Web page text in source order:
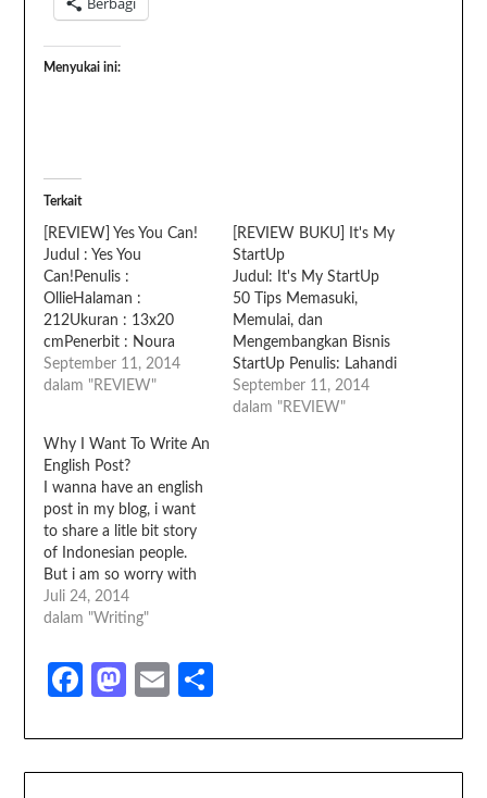
Menyukai ini:
Terkait
[REVIEW] Yes You Can!
Judul : Yes You
Can!Penulis :
OllieHalaman :
212Ukuran : 13x20
cmPenerbit : Noura
BooksReview: Apa yang
membuat saya tertarik
penulis buku ini. Nama
Ollie sudah tak asing di
telinga saya. Penulis lebih
dari 20 buku, pengusaha
bisnis onlie, dan masih
banyak aktivitas lainnya.
…
September 11, 2014
dalam "REVIEW"
[REVIEW BUKU] It's My
StartUp
Judul: It's My StartUp
50 Tips Memasuki,
Memulai, dan
Mengembangkan Bisnis
StartUp Penulis: Lahandi
Baskoro Penerbit:
Metagraf Imprint Tiga
September 11, 2014
dalam "REVIEW"
Why I Want To Write An
English Post?
I wanna have an english
post in my blog, i want
to share a litle bit story
of Indonesian people.
But i am so worry with
my grammar. I never
practise my english for a
there is people will judge
me. I know its wrong,…
Juli 24, 2014
dalam "Writing"
Facebook
Mastodon
Email